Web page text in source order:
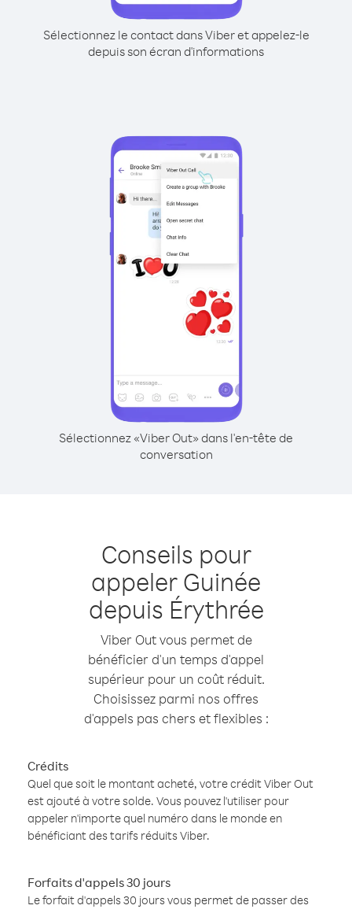
Sélectionnez le contact dans Viber et appelez-le
depuis son écran d'informations
Sélectionnez «Viber Out» dans l'en-tête de
conversation
Conseils pour
appeler Guinée
depuis Érythrée
Viber Out vous permet de
bénéficier d'un temps d'appel
supérieur pour un coût réduit.
Choisissez parmi nos offres
d'appels pas chers et flexibles :
Crédits
Quel que soit le montant acheté, votre crédit Viber Out
est ajouté à votre solde. Vous pouvez l'utiliser pour
appeler n'importe quel numéro dans le monde en
bénéficiant des tarifs réduits Viber.
Forfaits d'appels 30 jours
Le forfait d'appels 30 jours vous permet de passer des